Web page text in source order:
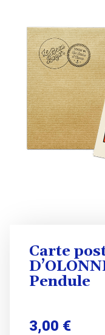
Carte
Pendule
3,00 €